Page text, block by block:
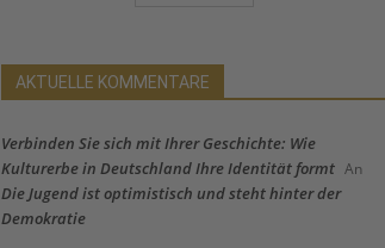
AKTUELLE KOMMENTARE
Verbinden Sie sich mit Ihrer Geschichte: Wie
Kulturerbe in Deutschland Ihre Identität formt An
Die Jugend ist optimistisch und steht hinter der
Demokratie